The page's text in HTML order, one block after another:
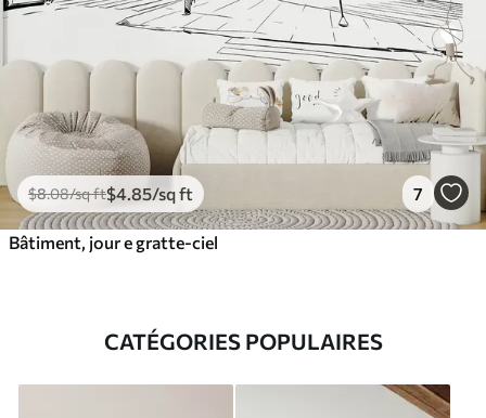
$8.08/sq ft$4 .85/sq ft 7
Bâtiment, jour e gratte-ciel
CATÉGORIES POPULAIRES